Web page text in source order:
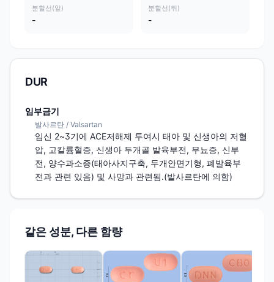
분할선(앞)
-
분할선(뒤)
-
DUR
임부금기
발사르탄 / Valsartan
임신 2~3기에 ACE저해제 투여시 태아 및 신생아의 저혈
압, 고칼륨혈증, 신생아 두개골 발육부전, 무뇨증, 신부
전, 양수과소증(태아사지구축, 두개안면기형, 폐발육부
전과 관련 있음) 및 사망과 관련됨.(발사르탄에 의함)
같은 성분, 다른 함량